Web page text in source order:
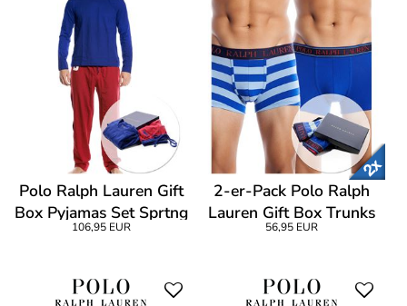
Polo Ralph Lauren Gift
Box Pyjamas Set Sprtng
RJR
106,95 EUR
2-er-Pack Polo Ralph
Lauren Gift Box Trunks
Pure Sapphire
56,95 EUR